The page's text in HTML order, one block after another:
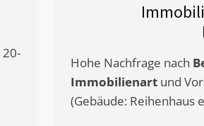
Hohe Nachfrage nach
Immobilienart und
(Gebäude: Reihenhaus